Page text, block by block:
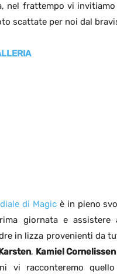
nel frattempo vi
scattate per noi dal
di Magicè in pieno
giornata e
in lizza provenienti da
, Kamiel Cornelissen
vi racconteremo